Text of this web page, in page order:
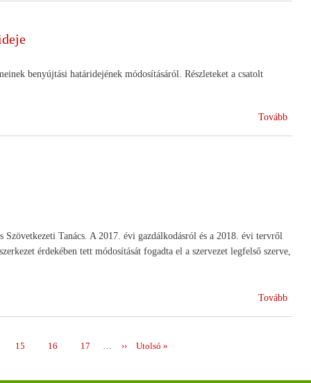
benyújtási határidejének módosításáról. Részleteket a csatolt
Tovább
Tanács. A 2017. évi gazdálkodásról és a 2018. évi tervről
érdekében tett módosítását fogadta el a szervezet legfelső szerve,
Tovább
Page
15 Page
16 Page
17 …
Következő
››
Utolsó
Utolsó »